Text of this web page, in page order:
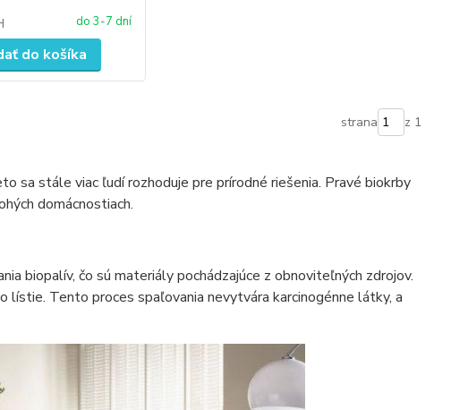
do 3-7 dní
do košíka
strana z 1
sa stále viac ľudí rozhoduje pre prírodné riešenia. Pravé biokrby
domácnostiach.
biopalív, čo sú materiály pochádzajúce z obnoviteľných zdrojov.
Tento proces spaľovania nevytvára karcinogénne látky, a